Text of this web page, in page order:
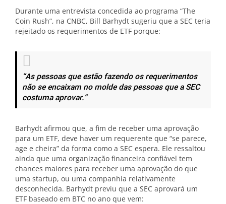
Durante uma entrevista concedida ao programa “The
Coin Rush”, na CNBC, Bill Barhydt sugeriu que a SEC teria
rejeitado os requerimentos de ETF porque:
“As pessoas que estão fazendo os requerimentos
não se encaixam no molde das pessoas que a SEC
costuma aprovar.”
Barhydt afirmou que, a fim de receber uma aprovação
para um ETF, deve haver um requerente que “se parece,
age e cheira” da forma como a SEC espera. Ele ressaltou
ainda que uma organização financeira confiável tem
chances maiores para receber uma aprovação do que
uma startup, ou uma companhia relativamente
desconhecida. Barhydt previu que a SEC aprovará um
ETF baseado em BTC no ano que vem: